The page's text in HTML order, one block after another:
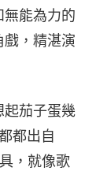
能為力的
，精湛演
起茄子蛋幾
都出自
，就像歌